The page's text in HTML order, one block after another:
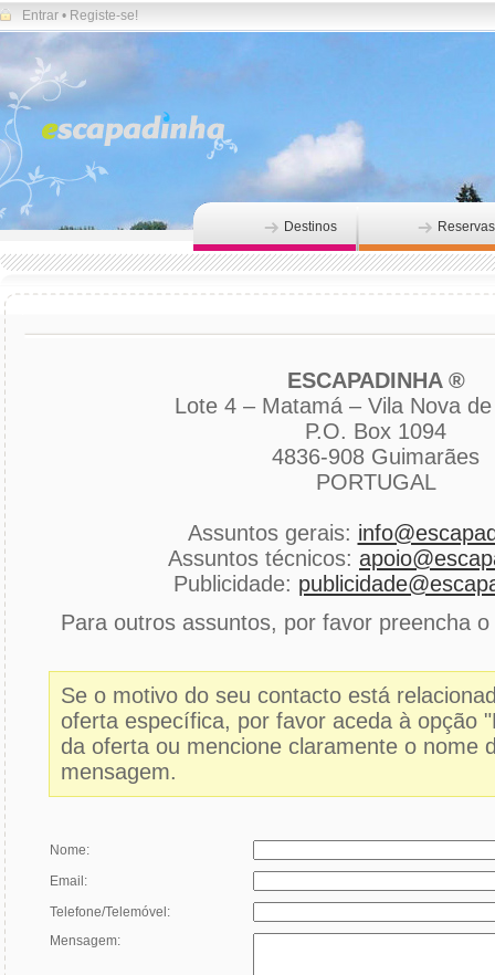
Entrar • Registe-se!
Destinos Reservas
ESCAPADINHA ®
Lote 4 – Matamá – Vila Nova
P.O. Box 1094
4836-908 Guimarães
PORTUGAL
Assuntos gerais:
Assuntos técnicos:
Publicidade:
Para outros assuntos, por favor preencha
Se o motivo do seu contacto está
oferta específica, por favor aceda à opção
da oferta ou mencione claramente o nome
mensagem.
Nome:
Email:
Telefone/Telemóvel:
Mensagem: